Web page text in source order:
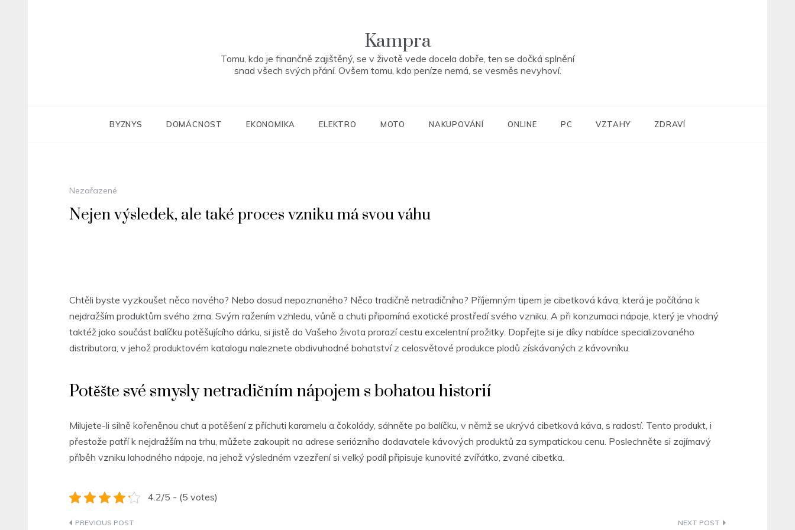
Kampra
Tomu, kdo je finančně zajištěný, se v životě vede docela dobře, ten se dočká splnění
snad všech svých přání. Ovšem tomu, kdo peníze nemá, se vesměs nevyhoví.
BYZNYS DOMÁCNOST EKONOMIKA ELEKTRO MOTO NAKUPOVÁNÍ ONLINE PC VZTAHY ZDRAVÍ
Nezařazené
Nejen výsledek, ale také proces vzniku má svou váhu
Chtěli byste vyzkoušet něco nového? Nebo dosud nepoznaného? Něco tradičně netradičního? Příjemným tipem je cibetková káva, která je počítána k
nejdražším produktům svého zrna. Svým ražením vzhledu, vůně a chuti připomíná exotické prostředí svého vzniku. A při konzumaci nápoje, který je vhodný
taktéž jako součást balíčku potěšujícího dárku, si jistě do Vašeho života prorazí cestu excelentní prožitky. Dopřejte si je díky nabídce specializovaného
distributora, v jehož produktovém katalogu naleznete obdivuhodné bohatství z celosvětové produkce plodů získávaných z kávovníku.
Potěšte své smysly netradičním nápojem s bohatou historií
Milujete-li silně kořeněnou chuť a potěšení z příchuti karamelu a čokolády, sáhněte po balíčku, v němž se ukrývá cibetková káva, s radostí. Tento produkt, i
přestože patří k nejdražším na trhu, můžete zakoupit na adrese seriózního dodavatele kávových produktů za sympatickou cenu. Poslechněte si zajímavý
příběh vzniku lahodného nápoje, na jehož výsledném vzezření si velký podíl připisuje kunovité zvířátko, zvané cibetka.
4.2/5 - (5 votes)